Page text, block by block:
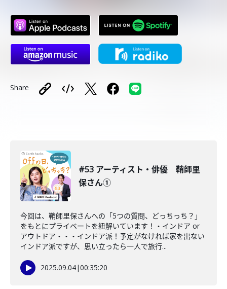
Share
#53 アーティスト・俳優 鞘師里
保さん①
今回は、鞘師里保さんへの「5つの質問、どっちっち？」
をもとにプライベートを紐解いています！・インドア or
アウトドア・・・インドア派！予定がなければ家を出ない
インドア派ですが、思い立ったら一人で旅行...
2025.09.04|00:35:20